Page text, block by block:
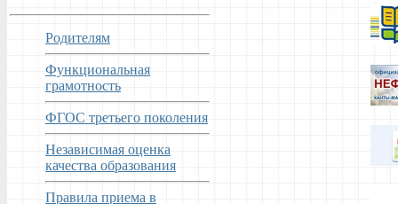
Родителям
Функциональная
грамотность
ФГОС третьего поколения
Независимая оценка
качества образования
Правила приема в